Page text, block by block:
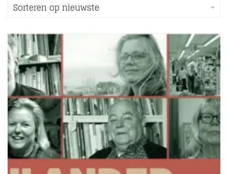
Sorteren op nieuwste